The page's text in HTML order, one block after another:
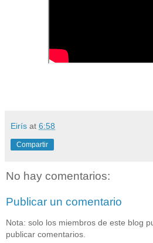
Eirís at 6:58
Compartir
No hay comentarios:
Publicar un comentario
Nota: solo los miembros de este blog
publicar comentarios.